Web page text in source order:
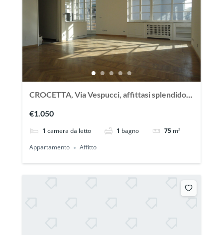
CROCETTA, Via Vespucci, affittasi splendido
€1.050
1 camera da letto 1 bagno 75 m²
Appartamento
Affitto